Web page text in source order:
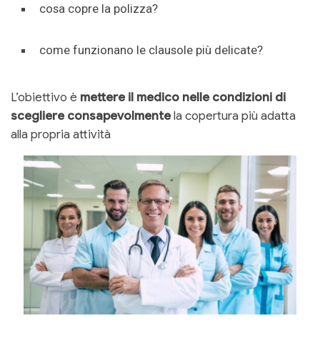
cosa copre la polizza?
come funzionano le clausole più delicate?
L’obiettivo è mettere il medico nelle condizioni di
scegliere consapevolmentela copertura più adatta
alla propria attività